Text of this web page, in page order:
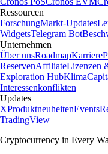
Ressourcen
ForschungMarkt-Updates
WidgetsTelegram Bot
Unternehmen
Über unsRoadmapKarriere
ReservenAffiliateLizenzen
Exploration HubKlima
Interessenkonflikten
Updates
XProduktneuheitenEvents
TradingView
Cryptocurrency in Every